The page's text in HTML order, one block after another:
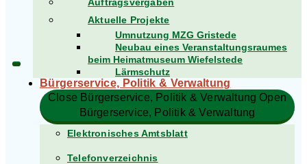
Aktuelle Projekte
Umnutzung MZG Gristede
Neubau eines Veranstaltungsraumes
beim Heimatmuseum Wiefelstede
Lärmschutz
Bürgerservice, Politik & Verwaltung​
Close Bürgerservice, Politik & Verwaltung​ Open
Bürgerservice, Politik & Verwaltung​
Elektronisches Amtsblatt
Telefonverzeichnis